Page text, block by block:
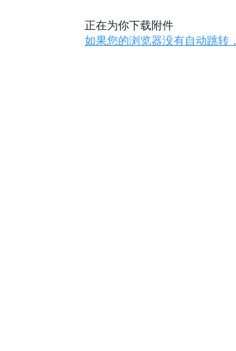
正在为你下载附件
如果您的浏览器没有自动跳转